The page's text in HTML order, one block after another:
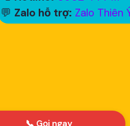
💬 Zalo hỗ trợ: Zalo Thiên
📞 Gọi ngay